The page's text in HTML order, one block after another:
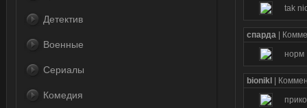
tak
спарда |
норм
bionikl
|
Детектив
Военные
Сериалы
Комедия